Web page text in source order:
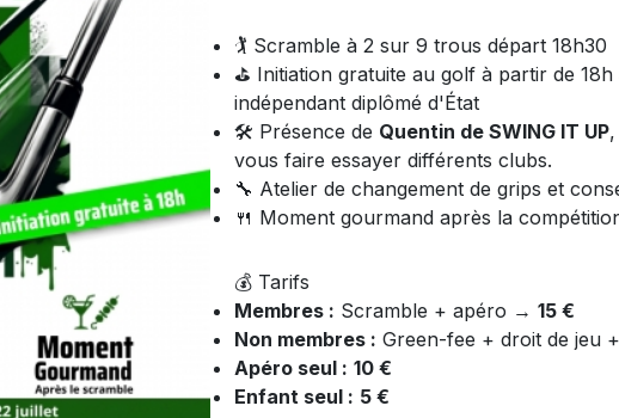
🏌️ Scramble à 2 sur 9 trous départ 18h30
⛳ Initiation gratuite au golf à partir de
indépendant diplômé d'État
🛠️ Présence de Quentin de SWING IT UP
vous faire essayer différents clubs.
🔧 Atelier de changement de grips et
🍴 Moment gourmand après la
💰 Tarifs
Membres : Scramble + apéro → 15 €
Non membres : Green-fee + droit de jeu
Apéro seul : 10 €
Enfant seul : 5 €